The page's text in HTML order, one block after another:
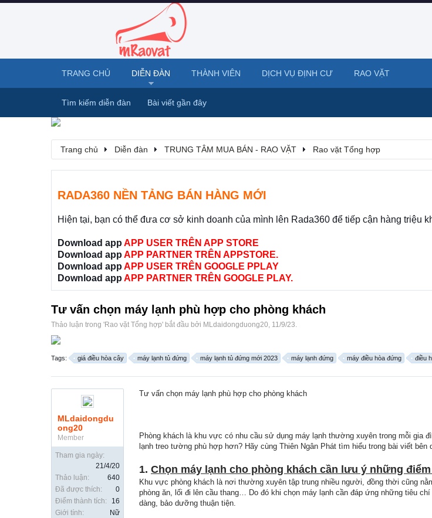
Trang chủ Diễn đàn TRUNG TÂM MUA BÁN - RAO VẶT Rao vặt Tổng hợp
RADA360 NỀN TẢNG BÁN HÀNG MỚI
Hiện tại, bạn có thể đưa cơ sở kinh doanh của mình lên Rada360 để tiếp cận hàng triệu
Download app APP USER TRÊN APP STORE
Download app APP PARTNER TRÊN APPSTORE.
Download app APP USER TRÊN GOOGLE PPLAY
Download app APP PARTNER TRÊN GOOGLE PLAY.
Tư vấn chọn máy lạnh phù hợp cho phòng khách
Thảo luận trong 'Rao vặt Tổng hợp' bắt đầu bởi MLdaidongduong20, 11/9/23.
Tags: giá điều hòa cây máy lạnh tủ đứng máy lạnh tủ đứng mới 2023 máy lạnh đứng máy điều hòa đứng điều
MLdaidongdu
ong20
Member
Tham gia ngày:
21/4/20
Thảo luận:
640
Đã được thích:
0
Điểm thành tích:
16
Giới tính:
Nữ
Tư vấn chọn máy lạnh phù hợp cho phòng khách
Phòng khách là khu vực có nhu cầu sử dụng máy lạnh thường xuyên trong mỗi gia
lạnh treo tường phù hợp hơn? Hãy cùng Thiên Ngân Phát tìm hiểu trong bài viết bên
1. Chọn máy lạnh cho phòng khách cần lưu ý những
Khu vực phòng khách là nơi thường xuyên tập trung nhiều người, đồng thời cũng
phòng ăn, lối đi lên cầu thang… Do đó khi chọn máy lạnh cần đáp ứng những tiêu
dàng, bảo dưỡng thuận tiện.
TRANG CHỦ DIỄN ĐÀN
Tìm kiếm diễn đàn Bài viết gần đây
THÀNH VIÊN DỊCH VỤ ĐỊNH CƯ RAO VẶT